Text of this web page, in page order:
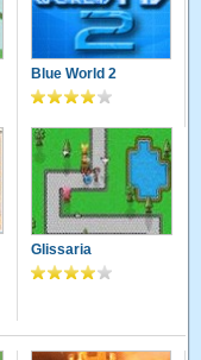
Blue World 2
Glissaria